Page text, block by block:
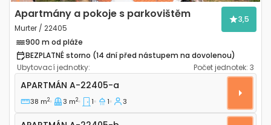
Apartmány a pokoje s parkovištěm
Murter / 22405
3,5
900 m od pláže
BEZPLATNÉ storno (14 dní před nástupem na dovolenou)
Ubytovací jednotky:
Počet jednotek: 3
Jednopokojový apartmán Murter A-22405-a
APARTMÁN A-22405-a
38 m2 3 m2 1 1 3
Apartmán A-22405-b